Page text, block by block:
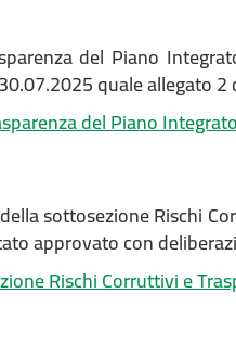
del Piano
quale allegato
del Piano
sottosezione Rischi
approvato con d
Rischi Corruttivi e